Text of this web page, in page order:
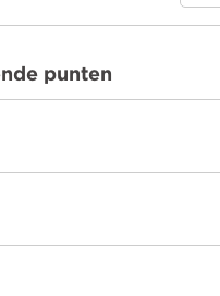
punten